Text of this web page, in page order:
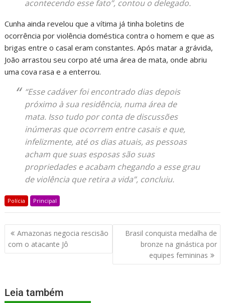
acontecendo esse fato”, contou o delegado.
Cunha ainda revelou que a vítima já tinha boletins de
ocorrência por violência doméstica contra o homem e que as
brigas entre o casal eram constantes. Após matar a grávida,
João arrastou seu corpo até uma área de mata, onde abriu
uma cova rasa e a enterrou.
“Esse cadáver foi encontrado dias depois
próximo à sua residência, numa área de
mata. Isso tudo por conta de discussões
inúmeras que ocorrem entre casais e que,
infelizmente, até os dias atuais, as pessoas
acham que suas esposas são suas
propriedades e acabam chegando a esse grau
de violência que retira a vida”, concluiu.
Polícia Principal
Amazonas negocia rescisão
com o atacante Jô
Brasil conquista medalha de
bronze na ginástica por
equipes femininas
Leia também